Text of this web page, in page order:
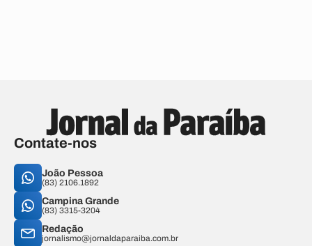
Contate-nos
João Pessoa
(83) 2106.1892
Campina Grande
(83) 3315-3204
Redação
jornalismo@jornaldaparaiba.com.br